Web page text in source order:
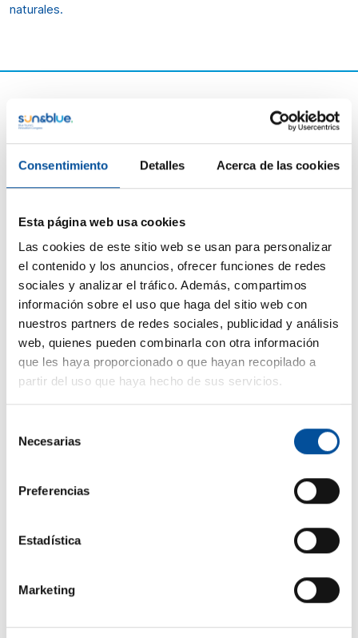
Consentimiento Detalles Acerca de las cookies
Esta página web usa cookies
Las cookies de este sitio web se usan para personalizar
el contenido y los anuncios, ofrecer funciones de redes
sociales y analizar el tráfico. Además, compartimos
información sobre el uso que haga del sitio web con
nuestros partners de redes sociales, publicidad y análisis
web, quienes pueden combinarla con otra información
que les haya proporcionado o que hayan recopilado a
partir del uso que haya hecho de sus servicios.
Necesarias
Preferencias
Estadística
Marketing
naturales.
CONTACTO
hello@sunandbluecongress.com
press@sunandbluecongress.com
comercial@sunandbluecongress.com
awards@sunandbluecongress.com